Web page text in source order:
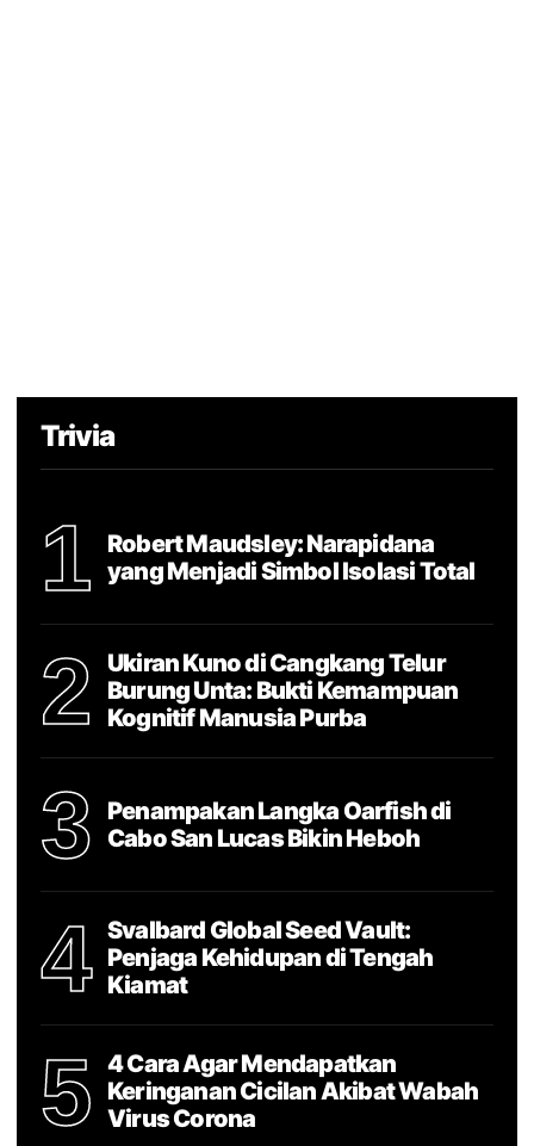
Trivia
1
Robert Maudsley: Narapidana
yang Menjadi Simbol Isolasi Total
2
Ukiran Kuno di Cangkang Telur
Burung Unta: Bukti Kemampuan
Kognitif Manusia Purba
3
Penampakan Langka Oarfish di
Cabo San Lucas Bikin Heboh
4
Svalbard Global Seed Vault:
Penjaga Kehidupan di Tengah
Kiamat
5
4 Cara Agar Mendapatkan
Keringanan Cicilan Akibat Wabah
Virus Corona